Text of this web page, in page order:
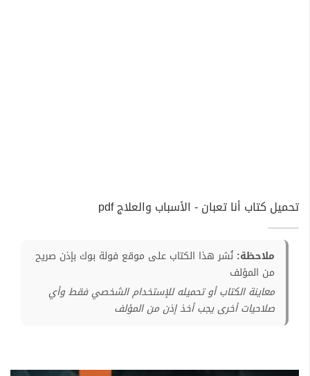
تحميل كتاب أنا تعبان - الأسباب والعلاج pdf
ملاحظة: نُشر هذا الكتاب على موقع فولة بوك بإذن صريح
من المؤلف
معاينة الكتاب أو تحميله للإستخدام الشخصي فقط وأي
صلاحيات أخرى يجب أخذ إذن من المؤلف